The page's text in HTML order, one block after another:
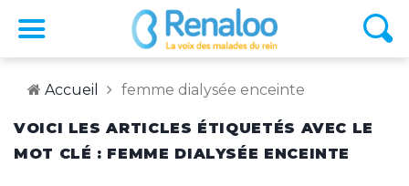
Accueil femme dialysée enceinte
VOICI LES ARTICLES ÉTIQUETÉS AVEC LE
MOT CLÉ : FEMME DIALYSÉE ENCEINTE